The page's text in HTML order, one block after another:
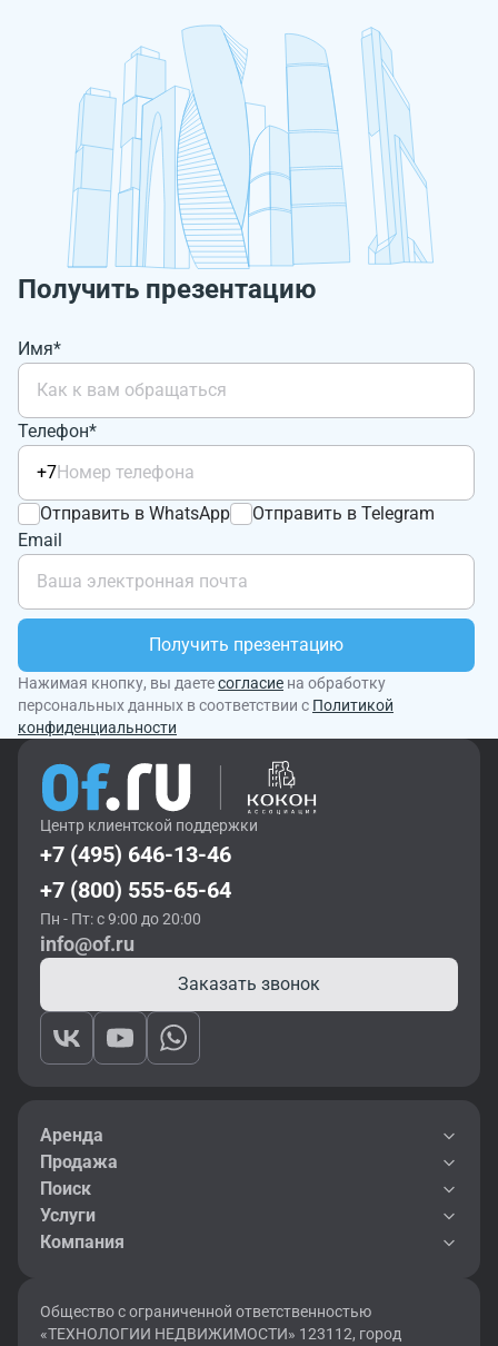
Получить презентацию
Имя*
Телефон*
+7
Отправить в WhatsApp
Отправить в Telegram
Email
Получить презентацию
Нажимая кнопку, вы даетесогласие на обработку
персональных данных в соответствии с Политикой
конфиденциальности
Центр клиентской поддержки
+7 (495) 646-13-46
+7 (800) 555-65-64
Пн - Пт: с 9:00 до 20:00
info@of.ru
Заказать звонок
Аренда
Продажа
Поиск
Услуги
Компания
Общество с ограниченной ответственностью
«ТЕХНОЛОГИИ НЕДВИЖИМОСТИ» 123112, город